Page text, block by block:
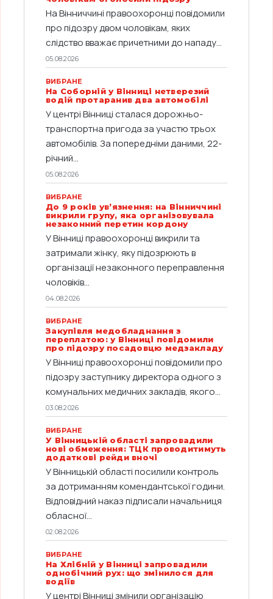
На Вінниччині правоохоронці повідомили
про підозру двом чоловікам, яких
слідство вважає причетними до нападу...
05.08.2026
ВИБРАНЕ
На Соборній у Вінниці нетверезий
водій протаранив два автомобілі
У центрі Вінниці сталася дорожньо-
транспортна пригода за участю трьох
автомобілів. За попередніми даними, 22-
річний...
05.08.2026
ВИБРАНЕ
До 9 років ув’язнення: на Вінниччині
викрили групу, яка організовувала
незаконний перетин кордону
У Вінниці правоохоронці викрили та
затримали жінку, яку підозрюють в
організації незаконного переправлення
чоловіків...
04.08.2026
ВИБРАНЕ
Закупівля медобладнання з
переплатою: у Вінниці повідомили
про підозру посадовцю медзакладу
У Вінниці правоохоронці повідомили про
підозру заступнику директора одного з
комунальних медичних закладів, якого...
03.08.2026
ВИБРАНЕ
У Вінницькій області запровадили
нові обмеження: ТЦК проводитимуть
додаткові рейди вночі
У Вінницькій області посилили контроль
за дотриманням комендантської години.
Відповідний наказ підписали начальниця
обласної...
02.08.2026
ВИБРАНЕ
На Хлібній у Вінниці запровадили
однобічний рух: що змінилося для
водіїв
У центрі Вінниці змінили організацію